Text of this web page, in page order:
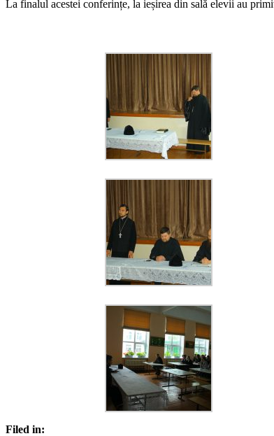
La finalul acestei conferințe, la ieșirea din sală elevii au
Filed in: